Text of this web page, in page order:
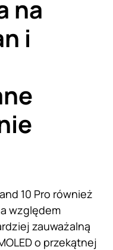
na
i
10 Pro również
względem
zauważalną
o przekątnej